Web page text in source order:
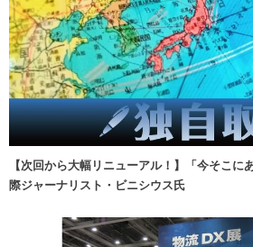
【次回から大幅リニューアル！】「今そこ
際ジャーナリスト・ビニシウス氏